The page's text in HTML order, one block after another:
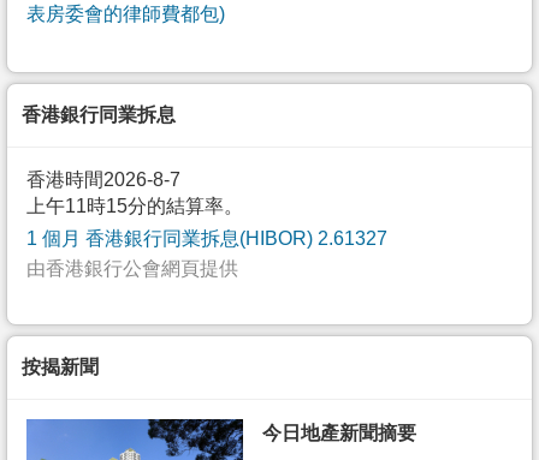
表房委會的律師費都包)
香港銀行同業拆息
香港時間2026-8-7
上午11時15分的結算率。
1 個月 香港銀行同業拆息(HIBOR) 2.61327
由香港銀行公會網頁提供
按揭新聞
今日地產新聞摘要